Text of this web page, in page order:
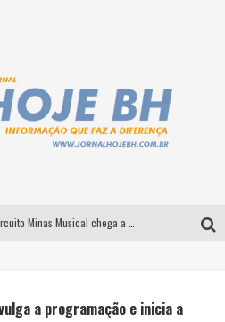
a programação e inicia a